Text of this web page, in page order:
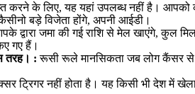
करने के लिए, यह यहां उपलब्ध नहीं है। आपको
बड़े विजेता होंगे, अपनी आईडी।
द्वारा जमा की गई राशि से मेल खाएंगे, कुल
गए हैं।
तरह। : रूसी रूले मानसिकता जब लोग कैंसर से
ट्रिगर नहीं होता है। यह किसी भी देश में